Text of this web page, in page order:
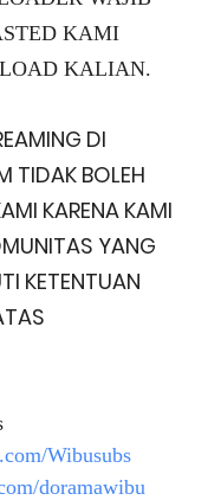
KAMI
KALIAN.
DI
TIDAK BOLEH
KARENA KAMI
YANG
KETENTUAN
Wibusubs
doramawibu